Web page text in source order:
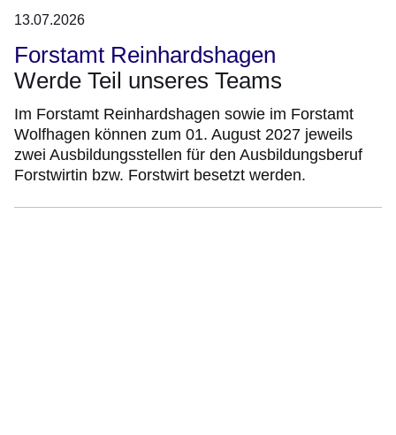
13.07.2026
Forstamt Reinhardshagen
Werde Teil unseres Teams
Im Forstamt Reinhardshagen sowie im Forstamt
Wolfhagen können zum 01. August 2027 jeweils
zwei Ausbildungsstellen für den Ausbildungsberuf
Forstwirtin bzw. Forstwirt besetzt werden.